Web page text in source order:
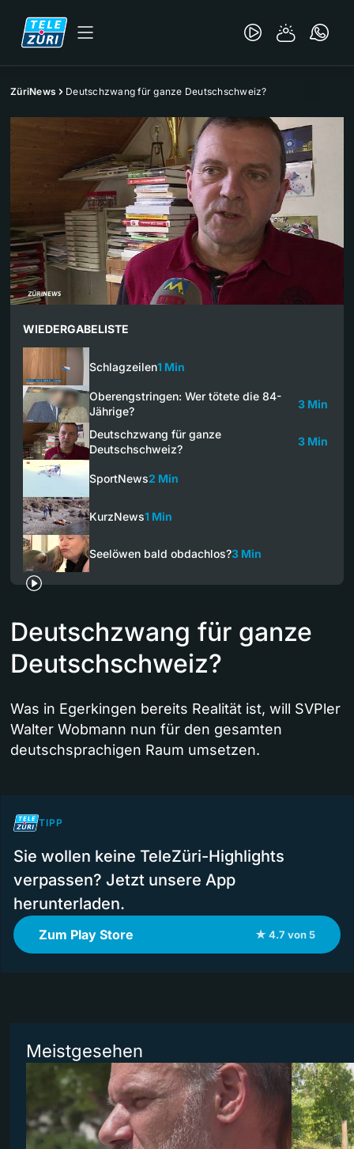
ZüriNews Deutschzwang für ganze Deutschschweiz?
WIEDERGABELISTE
Schlagzeilen1 Min
Oberengstringen: Wer tötete die 84-
Jährige?
3 Min
Deutschzwang für ganze
Deutschschweiz?
3 Min
SportNews2 Min
KurzNews1 Min
Seelöwen bald obdachlos?3 Min
Deutschzwang für ganze
Deutschschweiz?
Was in Egerkingen bereits Realität ist, will SVPler
Walter Wobmann nun für den gesamten
deutschsprachigen Raum umsetzen.
TIPP
Sie wollen keine TeleZüri-Highlights
verpassen? Jetzt unsere App
herunterladen.
Zum Play Store ★ 4.7 von 5
Meistgesehen